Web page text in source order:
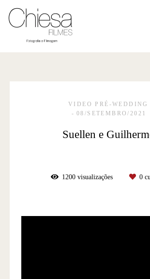
VIDEO PRÉ-WEDDING
08/SETEMBRO/2021
Suellen e
1200 visualizações 0